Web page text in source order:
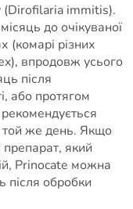
(Dirofilaria immitis).
до очікуваної
(комарі різних
впродовж усього
після
або протягом
той же день. Якщо
препарат, який
Prinocate можна
після обробки